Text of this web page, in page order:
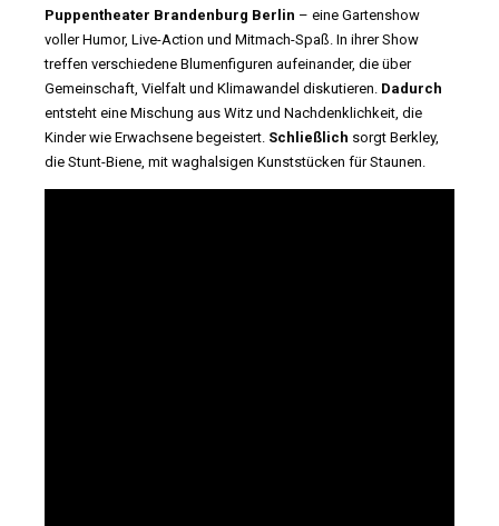
Puppentheater Brandenburg Berlin – eine Gartenshow
voller Humor, Live-Action und Mitmach-Spaß. In ihrer Show
treffen verschiedene Blumenfiguren aufeinander, die über
Gemeinschaft, Vielfalt und Klimawandel diskutieren. Dadurch
entsteht eine Mischung aus Witz und Nachdenklichkeit, die
Kinder wie Erwachsene begeistert. Schließlich sorgt Berkley,
die Stunt-Biene, mit waghalsigen Kunststücken für Staunen.